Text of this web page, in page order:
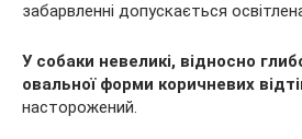
забарвленні допускається
У собаки невеликі, відносно
овальної форми коричневих
насторожений.